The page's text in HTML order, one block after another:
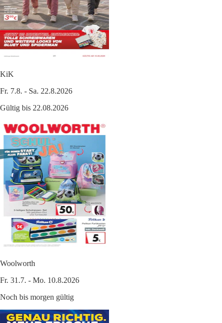
KiK
Fr. 7.8. - Sa. 22.8.2026
Gültig bis 22.08.2026
Woolworth
Fr. 31.7. - Mo. 10.8.2026
Noch bis morgen gültig